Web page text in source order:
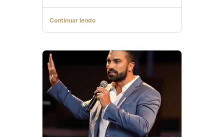
Continuar lendo